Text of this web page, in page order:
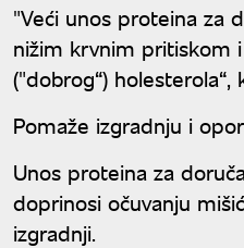
"Veći unos proteina za
nižim krvnim pritiskom
("dobrog“) holesterola“,
Pomaže izgradnju i
Unos proteina za
doprinosi očuvanju
izgradnji.